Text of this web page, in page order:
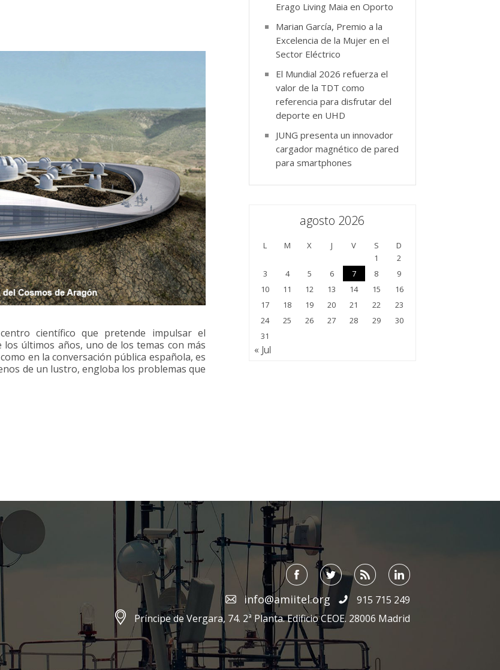
científico que pretende impulsar el
últimos años, uno de los temas con más
en la conversación pública española, es
de un lustro, engloba los problemas que
Erago Living Maia en Oporto
Marian García, Premio a la
Excelencia de la Mujer en el
Sector Eléctrico
El Mundial 2026 refuerza el
valor de la TDT como
referencia para disfrutar del
deporte en UHD
JUNG presenta un innovador
cargador magnético de pared
para smartphones
agosto 2026
L M X J V S
D
1
2
3
4 5 6 7 8
9
10
11 12 13 14 15
16
17
18 19 20 21 22
23
24
25 26 27 28 29
30
31
« Jul
info@amiitel.org
915 715 249
Príncipe de Vergara, 74. 2ª Planta. Edificio CEOE. 28006 Madrid